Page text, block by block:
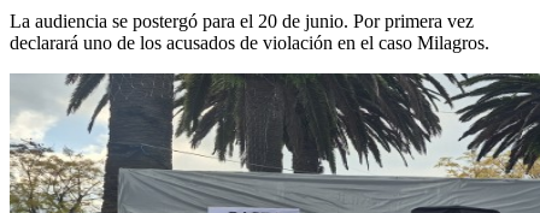
La audiencia se postergó para el 20 de junio. Por primera vez
declarará uno de los acusados de violación en el caso Milagros.